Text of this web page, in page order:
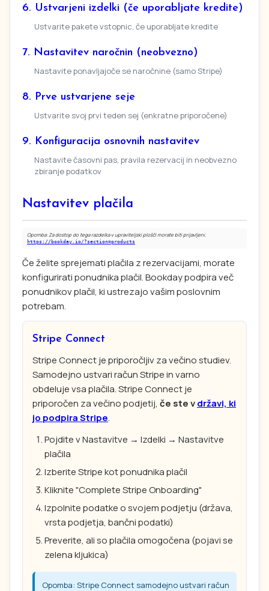
6. Ustvarjeni izdelki (če uporabljate kredite)
Ustvarite pakete vstopnic, če uporabljate kredite
7. Nastavitev naročnin (neobvezno)
Nastavite ponavljajoče se naročnine (samo Stripe)
8. Prve ustvarjene seje
Ustvarite svoj prvi teden sej (enkratne priporočene)
9. Konfiguracija osnovnih nastavitev
Nastavite časovni pas, pravila rezervacij in neobvezno
zbiranje podatkov
Nastavitev plačila
Opomba: Za dostop do tega razdelka v upraviteljski plošči morate biti prijavljeni.
https://bookday.io/?section=products
Če želite sprejemati plačila z rezervacijami, morate
konfigurirati ponudnika plačil. Bookday podpira več
ponudnikov plačil, ki ustrezajo vašim poslovnim
potrebam.
Stripe Connect
Stripe Connect je priporočljiv za večino studiev.
Samodejno ustvari račun Stripe in varno
obdeluje vsa plačila. Stripe Connect je
priporočen za večino podjetij, če ste vdržavi, ki
jo podpira Stripe.
Pojdite v Nastavitve → Izdelki → Nastavitve
plačila
Izberite Stripe kot ponudnika plačil
Kliknite "Complete Stripe Onboarding"
Izpolnite podatke o svojem podjetju (država,
vrsta podjetja, bančni podatki)
Preverite, ali so plačila omogočena (pojavi se
zelena kljukica)
Opomba: Stripe Connect samodejno ustvari račun